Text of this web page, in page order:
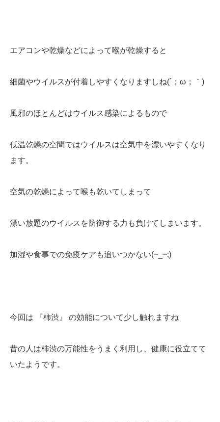
エアコンや乾燥などによって喉が乾燥すると
細菌やウイルスが付着しやすくなりますしね(´；ω；｀)
風邪のほとんどはウイルス感染によるもので
低温乾燥の空間ではウイルスは空気中を漂いやすくなり
ます。
空気の乾燥によって喉も乾いてしまって
漂い放題のウイルスを防御する力も負けてしまいます。
加湿や食事での免疫ケアも追いつかない(~_~;)
今回は 『柿渋』 の効能について少し触れますね
昔の人は柿渋の万能性をうまく利用し、健康に役立てて
いたようです。